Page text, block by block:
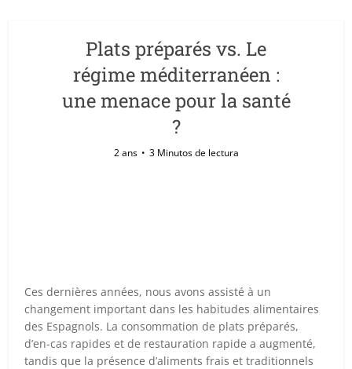
Plats préparés vs. Le
régime méditerranéen :
une menace pour la santé
?
2 ans 3 Minutos de lectura
Ces dernières années, nous avons assisté à un
changement important dans les habitudes alimentaires
des Espagnols. La consommation de plats préparés,
d’en-cas rapides et de restauration rapide a augmenté,
tandis que la présence d’aliments frais et traditionnels